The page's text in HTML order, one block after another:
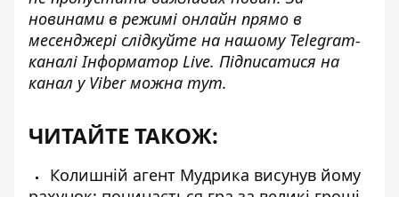
новинами в режимі онлайн прямо в
месенджері слідкуйте на нашому Telegram-
каналіІнформатор Live. Підписатися на
канал у Viber можна тут.
ЧИТАЙТЕ ТАКОЖ:
Колишній агент Мудрика висунув йому